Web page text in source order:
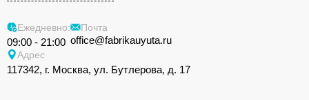
Ежедневно:
09:00 - 21:00
Почта
office@fabrikauyuta.ru
Адрес
117342, г. Москва, ул. Бутлерова, д. 17